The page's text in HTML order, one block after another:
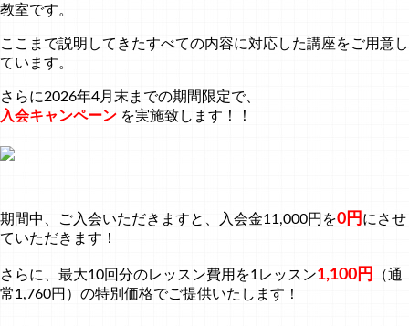
教室です。
ここまで説明してきたすべての内容に対応した講座をご用意し
ています。
さらに2026年4月末までの期間限定で、
入会キャンペーン を実施致します！！
期間中、ご入会いただきますと、入会金11,000円を0円 にさせ
ていただきます！
さらに、最大10回分のレッスン費用を1レッスン1,100円
（通
常1,760円）の特別価格でご提供いたします！